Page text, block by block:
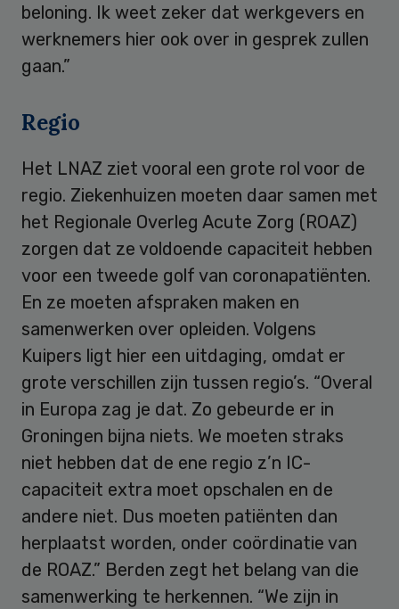
beloning. Ik weet zeker dat werkgevers en
werknemers hier ook over in gesprek zullen
gaan.”
Regio
Het LNAZ ziet vooral een grote rol voor de
regio. Ziekenhuizen moeten daar samen met
het Regionale Overleg Acute Zorg (ROAZ)
zorgen dat ze voldoende capaciteit hebben
voor een tweede golf van coronapatiënten.
En ze moeten afspraken maken en
samenwerken over opleiden. Volgens
Kuipers ligt hier een uitdaging, omdat er
grote verschillen zijn tussen regio’s. “Overal
in Europa zag je dat. Zo gebeurde er in
Groningen bijna niets. We moeten straks
niet hebben dat de ene regio z’n IC-
capaciteit extra moet opschalen en de
andere niet. Dus moeten patiënten dan
herplaatst worden, onder coördinatie van
de ROAZ.” Berden zegt het belang van die
samenwerking te herkennen. “We zijn in